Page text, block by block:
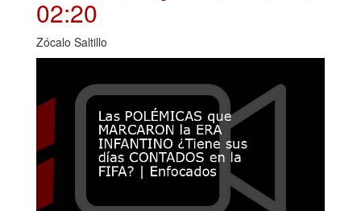
02:20
Zócalo Saltillo